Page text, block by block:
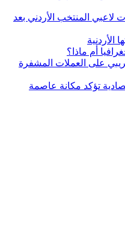
لاعبي المنتخب الأردني بعد
الأردنية
أم ماذا؟
على العملات المشفرة
اقتصادية تؤكد مكانة عاصمة